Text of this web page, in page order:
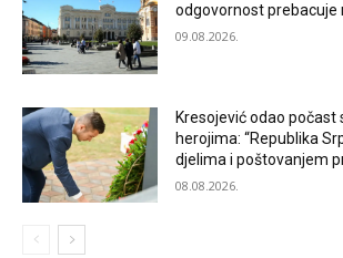
odgovornost prebacuje
09.08.2026.
Kresojević odao počast
herojima: “Republika
djelima i poštovanjem
08.08.2026.